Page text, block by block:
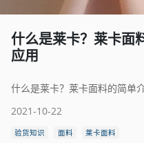
什么是莱卡？莱卡面
应用
什么是莱卡？莱卡面料的简单
2021-10-22
验货知识 面料 莱卡面料